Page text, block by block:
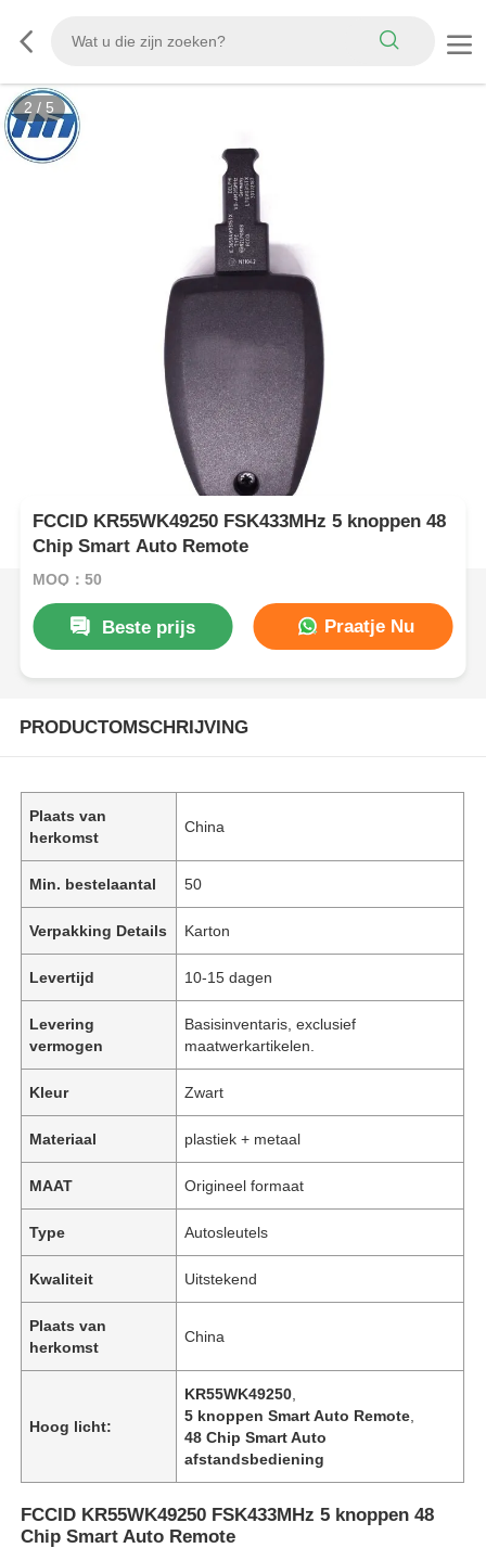
2 / 5
FCCID KR55WK49250 FSK433MHz 5 knoppen 48
Chip Smart Auto Remote
MOQ：50
Beste prijs Praatje Nu
PRODUCTOMSCHRIJVING
Plaats van
herkomst
China
Min. bestelaantal 50
Verpakking Details Karton
Levertijd 10-15 dagen
Levering
vermogen
Basisinventaris, exclusief
maatwerkartikelen.
Kleur Zwart
Materiaal plastiek + metaal
MAAT Origineel formaat
Type Autosleutels
Kwaliteit Uitstekend
Plaats van
herkomst
China
Hoog licht:
KR55WK49250
5 knoppen Smart Auto Remote
48 Chip Smart Auto
afstandsbediening
FCCID KR55WK49250 FSK433MHz 5 knoppen 48
Chip Smart Auto Remote